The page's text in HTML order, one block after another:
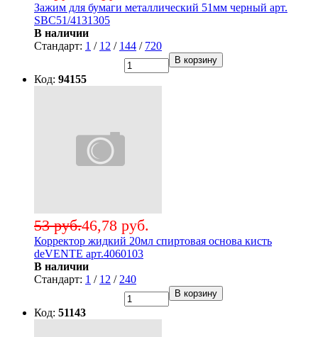
Зажим для бумаги металлический 51мм черный арт.
SBC51/4131305
В наличии
Стандарт: 1 / 12 / 144 / 720
В корзину
Код: 94155
46,78 руб.
53 руб.
Корректор жидкий 20мл спиртовая основа кисть
deVENTE арт.4060103
В наличии
Стандарт: 1 / 12 / 240
В корзину
Код: 51143